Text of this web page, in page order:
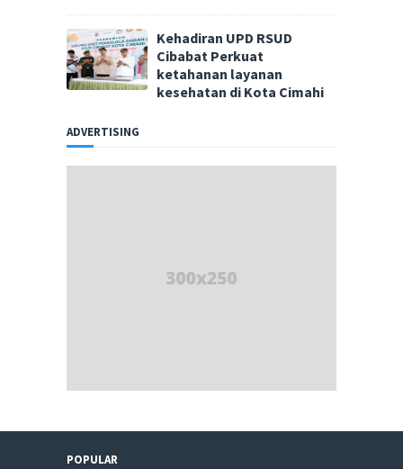
Kehadiran UPD RSUD
Cibabat Perkuat
ketahanan layanan
kesehatan di Kota Cimahi
ADVERTISING
POPULAR